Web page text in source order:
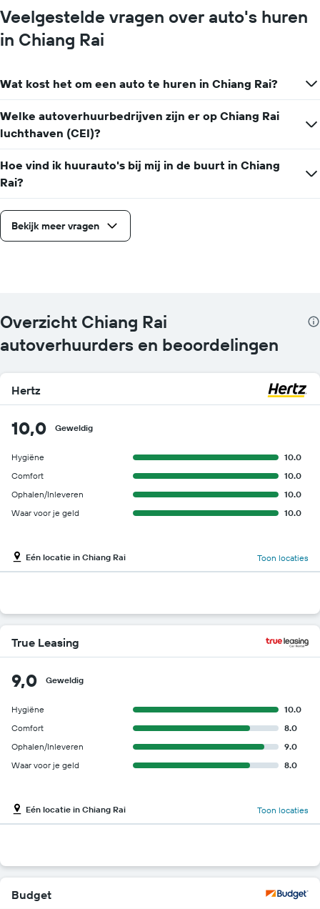
Veelgestelde vragen over auto's huren
in Chiang Rai
Wat kost het om een auto te huren in Chiang Rai?
Welke autoverhuurbedrijven zijn er op Chiang Rai
luchthaven (CEI)?
Hoe vind ik huurauto's bij mij in de buurt in Chiang
Rai?
Bekijk meer vragen
Overzicht Chiang Rai
autoverhuurders en beoordelingen
Hertz
10,0 Geweldig
Hygiëne
10.0
Comfort
10.0
Ophalen/Inleveren
10.0
Waar voor je geld
10.0
Eén locatie in Chiang Rai Toon locaties
True Leasing
9,0 Geweldig
Hygiëne
10.0
Comfort
8.0
Ophalen/Inleveren
9.0
Waar voor je geld
8.0
Eén locatie in Chiang Rai Toon locaties
Budget